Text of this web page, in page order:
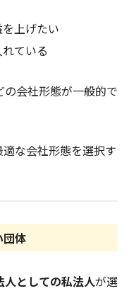
上げたい
ている
会社形態が一般的で
な会社形態を選択す
体
人としての私法人が選